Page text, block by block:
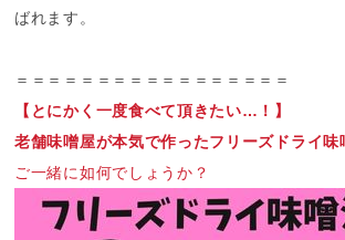
ばれます。
＝＝＝＝＝＝＝＝＝＝＝＝＝＝＝＝＝
【とにかく一度食べて頂きたい…！】
老舗味噌屋が本気で作ったフリーズドライ味
ご一緒に如何でしょうか？